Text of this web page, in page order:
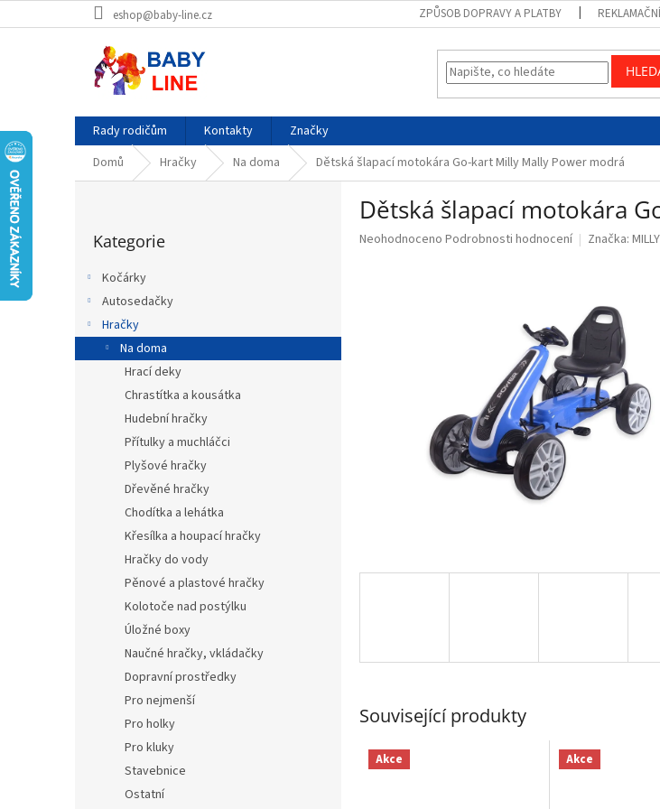
na
eshop@baby-line.cz ZPŮSOB DOPRAVY A PLATBY
Rady rodičům Kontakty
Značky
Domů
Hračky Na doma Dětská šlapací motokára Go-kart Milly Mally Power modrá
kategorie
Kategorie
Kočárky
Autosedačky
Hračky
Na doma
Hrací deky
Chrastítka a kousátka
Hudební hračky
Přítulky a muchláčci
Plyšové hračky
Dřevěné hračky
Chodítka a lehátka
Křesílka a houpací hračky
Hračky do vody
Pěnové a plastové hračky
Kolotoče nad postýlku
Úložné boxy
Naučné hračky, vkládačky
Dopravní prostředky
Pro nejmenší
Pro holky
Pro kluky
Stavebnice
Ostatní
Dětská šlapací motokára
Průměrné
Neohodnoceno Podrobnosti hodnocení Značka:
Související produkty
Akce Akce